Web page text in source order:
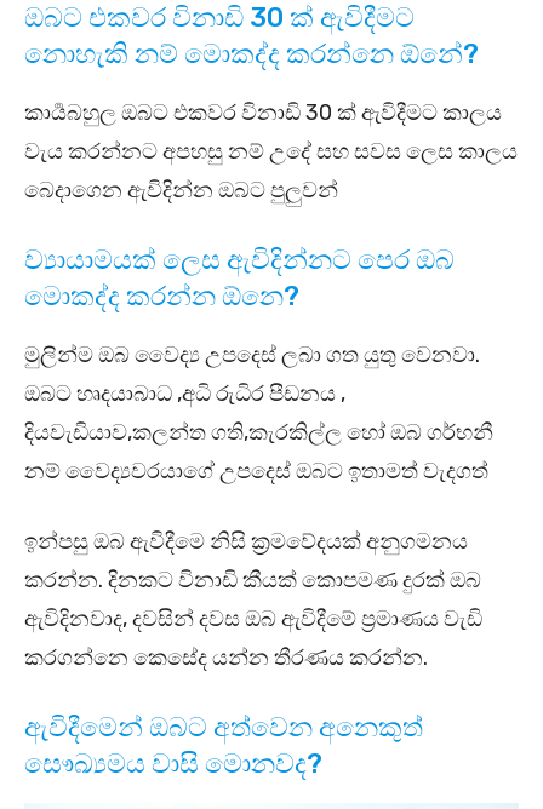
ඔබට එකවර විනාඩි 30 ක් ඇවිදීමට
නොහැකි නම් මොකද්ද කරන්නෙ ඕනේ?
කාර්‍යබහුල ඔබට එකවර විනාඩි 30 ක් ඇවිදීමට කාලය
වැය කරන්නට අපහසු නම් උදේ සහ සවස ලෙස කාලය
බෙදාගෙන ඇවිදින්න ඔබට පුලුවන්
ව්‍යායාමයක් ලෙස ඇවිදින්නට පෙර ඔබ
මොකද්ද කරන්න ඕනෙ?
මුලින්ම ඔබ වෛද්‍ය උපදෙස් ලබා ගත යුතු වෙනවා.
ඔබට හෘදයාබාධ ,අධි රුධිර පීඩනය ,
දියවැඩියාව,කලන්ත ගති,කැරකිල්ල හෝ ඔබ ගර්භනී
නම් වෛද්‍යවරයාගේ උපදෙස් ඔබට ඉතාමත් වැදගත්
ඉන්පසු ඔබ ඇවිදීමෙ නිසි ක්‍රමවේදයක් අනුගමනය
කරන්න. දිනකට විනාඩි කීයක් කොපමණ දුරක් ඔබ
ඇවිදිනවාද, දවසින් දවස ඔබ ඇවිදීමේ ප්‍රමාණය වැඩි
කරගන්නෙ කෙසේද යන්න තීරණය කරන්න.
ඇවිදීමෙන් ඔබට අත්වෙන අනෙකුත්
සෞඛ්‍යමය වාසි මොනවද?